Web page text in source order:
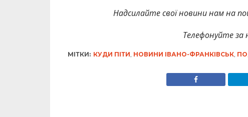
Надсилайте свої новини нам на
Телефонуйте за
МІТКИ: КУДИ ПІТИ НОВИНИ ІВАНО-ФРАНКІВСЬК,